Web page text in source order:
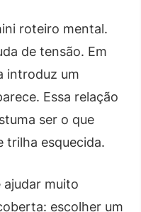
roteiro mental.
de tensão. Em
introduz um
Essa relação
ser o que
trilha esquecida.
ajudar muito
escolher um